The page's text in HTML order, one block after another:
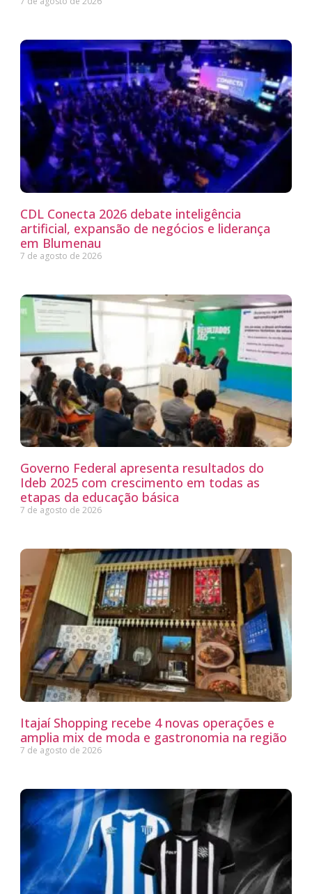
CDL Conecta 2026 debate inteligência
artificial, expansão de negócios e liderança
em Blumenau
7 de agosto de 2026
Governo Federal apresenta resultados do
Ideb 2025 com crescimento em todas as
etapas da educação básica
7 de agosto de 2026
Itajaí Shopping recebe 4 novas operações e
amplia mix de moda e gastronomia na região
7 de agosto de 2026